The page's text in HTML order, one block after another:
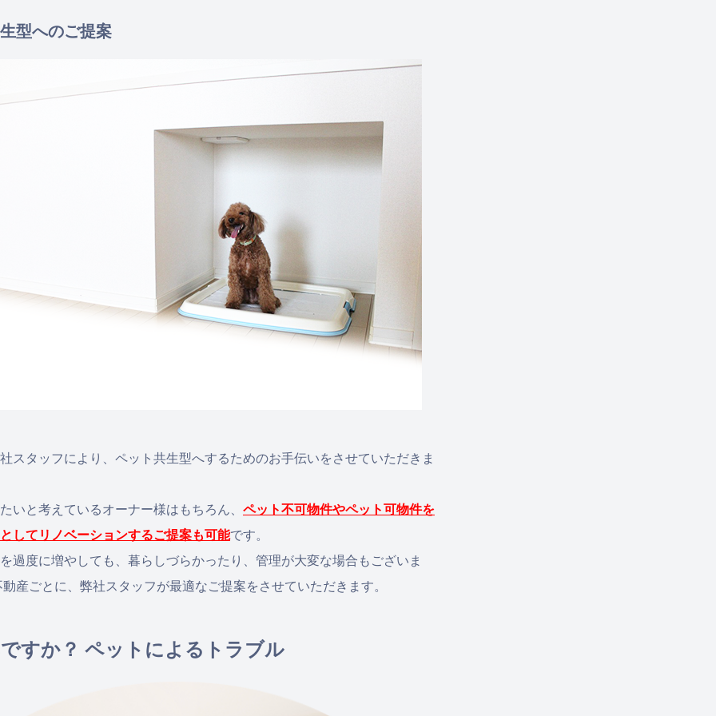
型へのご提案
スタッフにより、ペット共生型へするためのお手伝いをさせていただきま
いと考えているオーナー様はもちろん、 ペット不可物件やペット可物件を
してリノベーションするご提案も可能です。
過度に増やしても、暮らしづらかったり、管理が大変な場合もございま
産ごとに、弊社スタッフが最適なご提案をさせていただきます。
すか？ ペットによるトラブル